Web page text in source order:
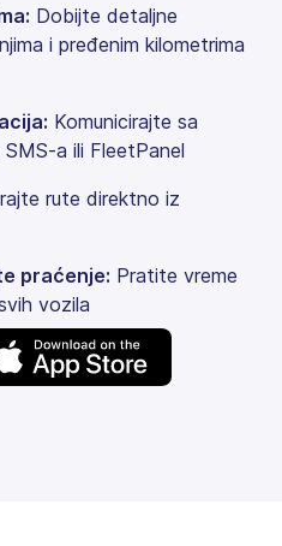
Dobijte detaljne
i pređenim kilometrima
Komunicirajte sa
a ili FleetPanel
rute direktno iz
praćenje: Pratite vreme
vozila